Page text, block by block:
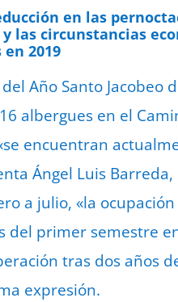
en las
las circunstancias
2019
Año Santo
albergues en el
encuentran
Ángel Luis
a julio, «la
del primer semestre
tras dos años
expresión.